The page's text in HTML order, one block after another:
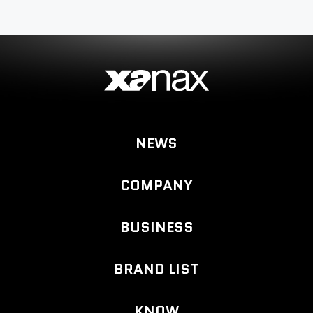
NEWS
COMPANY
BUSINESS
BRAND LIST